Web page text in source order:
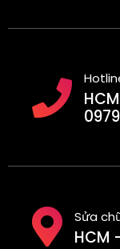
Sửa
HCM